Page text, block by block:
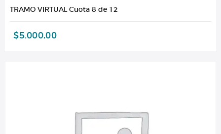
TRAMO VIRTUAL Cuota 8 de 12
$5.000,00